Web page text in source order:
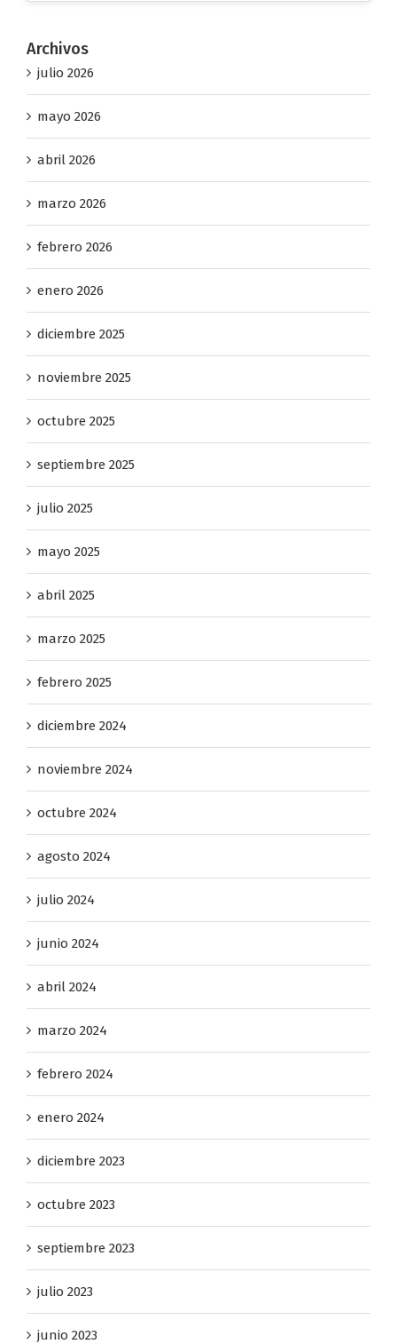
Archivos
julio 2026
mayo 2026
abril 2026
marzo 2026
febrero 2026
enero 2026
diciembre 2025
noviembre 2025
octubre 2025
septiembre 2025
julio 2025
mayo 2025
abril 2025
marzo 2025
febrero 2025
diciembre 2024
noviembre 2024
octubre 2024
agosto 2024
julio 2024
junio 2024
abril 2024
marzo 2024
febrero 2024
enero 2024
diciembre 2023
octubre 2023
septiembre 2023
julio 2023
junio 2023